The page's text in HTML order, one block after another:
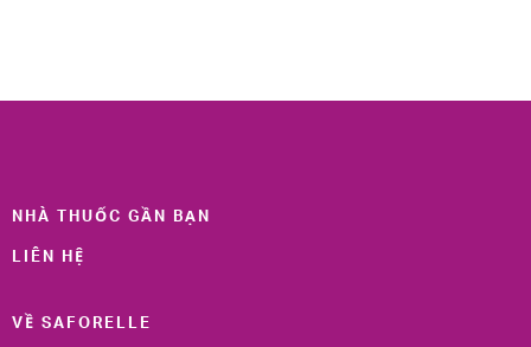
NHÀ THUỐC GẦN BẠN
LIÊN HỆ
VỀ SAFORELLE